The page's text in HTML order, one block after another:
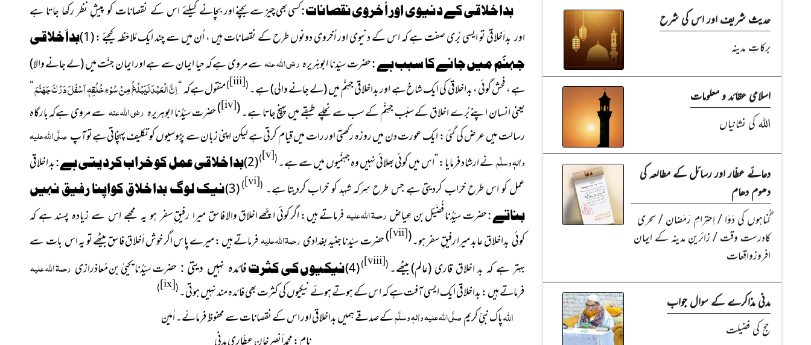
بداخلاقی کے دنیوی اور اُخروی نقصانات :کسی بھی چیز سے بچنےاور بچانے کیلئے اس کے نقصانات کو پیشِ نظر رکھا جاتا ہے
اور بداَخلاقیتو ایسی بُری صفت ہے کہ اس کے دنیوی اور اُخروی دونوں طرح کے نقصانات ہیں ، اُن میں سے چند ایک مُلاحَظہ کیجئے : (1)
بداَخلاقی
جہنّم میں جانے کا سبب ہے :حضرت سیّدنا ابوہُریرہرضی اللہ عنہسے مروی ہے کہ حیا ایمان سے ہے اور ایمان جنّت میں(لے جانے والا)
ہے ، فحش گوئی ، بداخلاقی کی ایک شاخ ہے اور بداخلاقی جہنّم میں(لے جانے والی)ہے۔ (
[iii]
)منقول ہےکہ “اِنَّ الْعَبْدَ لَیَبْلُغُ مِنْ سُوْ ءِ خُلُقِہٖ اَسْفَلَ دَرْکَ جَھَنَّمَ“
یعنی انسان اپنے بُرے اخلاق کے سبَب جہنَّم کے سب سے نچلے طبقے میں پہنچ جاتا ہے۔(
[iv]
)حضرت سیِّدُنا ابوہریرہ رضی اللہ عنہسے مروی ہےکہ بارگاہِ
رسالت میں عرض کی گئی : ایک عورتدن میں روزہ رکھتی اور رات میں قیام کرتی ہے لیکن اپنی زبان سے پڑوسیوں کو تکلیف پہنچاتی ہےتوآپصلَّی اللہ علیہ
واٰلہٖ وسلَّمنے ارشاد فرمایا : ’’اس میں کوئی بھلائی نہیں وہ جہنّمیوں میں سے ہے۔ (
[v]
)
(2) بداخلاقی عمل کوخراب کردیتی ہے :بد اخلاقی
عمل کو اس طرح خراب کردیتی ہے جس طرح سِرکہ شہد کو خراب کردیتا ہے۔ (
[vi]
)
(3) نیک لوگ بداخلاق کواپنا رفیق نہیں
بناتے :حضرت سیِّدُنا فُضَیْل بن عِیاضرحمۃ اللہ علیہفرماتے ہیں : اگر کوئی اچّھے اخلاق والافاسق میرا رفیق ِسفر ہو یہ مجھے اس سے زیادہ پسند ہے کہ
کوئی بداخلاقعابد میرا رفیقِ سفر ہو۔(
[vii]
)حضرت سیّدنا جنید بغدادیرحمۃ اللہ علیہفرماتے ہیں : میرے پاس اگر خوش اَخلاق فاسق بیٹھے تو یہاس بات سے
بہتر ہے کہ بد اخلاق قاری(عالم)بیٹھے۔ (
[viii]
)
(4) نیکیوںکی کثرتفائدہ نہیں دیتی :حضرت سیِّدُنا یحییٰ بن مُعاذرازی رحمۃ اللہ علیہ
فرماتےہیں : بداخلاقی ایک ایسی آفت ہے کہ اس کے ہوتے ہوئے نیکیوں کی کثرت بھی فائدہ مند نہیں ہوتی۔ (
[ix]
)
اللہپاک نبیِّ کریمصلَّی اللہ علیہ واٰلہٖ وسلَّمکے صدقے ہمیں بداخلاقی اور اس کے نقصانات سے محفوظ فرمائے۔ اٰمین
حدیث شریف اور اس کی شرح
برکاتِ مدینہ
اسلامی عقائد و معلومات
اللہ کی نشانیاں
دعائے عطّار اور رسائل کے مطالعہ کی
دھوم دھام
گُناہوں کی دَوَا / اِحتِرامِ رَمَضان / سحری
کادرست وقت / زائرینِ مدینہ کے ایمان
افروزواقِعات
مدنی مذاکرے کے سوال جواب
حج کی فضیلت